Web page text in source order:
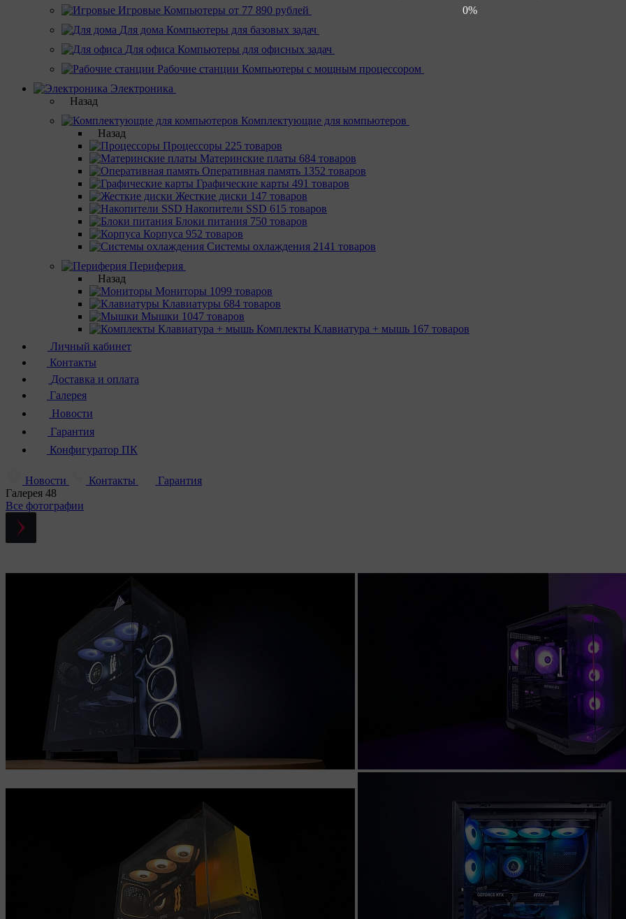
0%
Игровые Компьютеры от 77 890 рублей
Для дома Компьютеры для базовых задач
Для офиса Компьютеры для офисных задач
Рабочие станции Компьютеры с мощным процессором
Электроника
Назад
Комплектующие для компьютеров
Назад
Процессоры 225 товаров
Материнcкие платы 684 товаров
Оперативная память 1352 товаров
Графические карты 491 товаров
Жесткие диски 147 товаров
Накопители SSD 615 товаров
Блоки питания 750 товаров
Корпуса 952 товаров
Системы охлаждения 2141 товаров
Периферия
Назад
Мониторы 1099 товаров
Клавиатуры 684 товаров
Мышки 1047 товаров
Комплекты Клавиатура + мышь 167 товаров
Личный кабинет
Контакты
Доставка и оплата
Галерея
Новости
Гарантия
Конфигуратор ПК
Новости Контакты
Гарантия
Галерея 48
Все фотографии